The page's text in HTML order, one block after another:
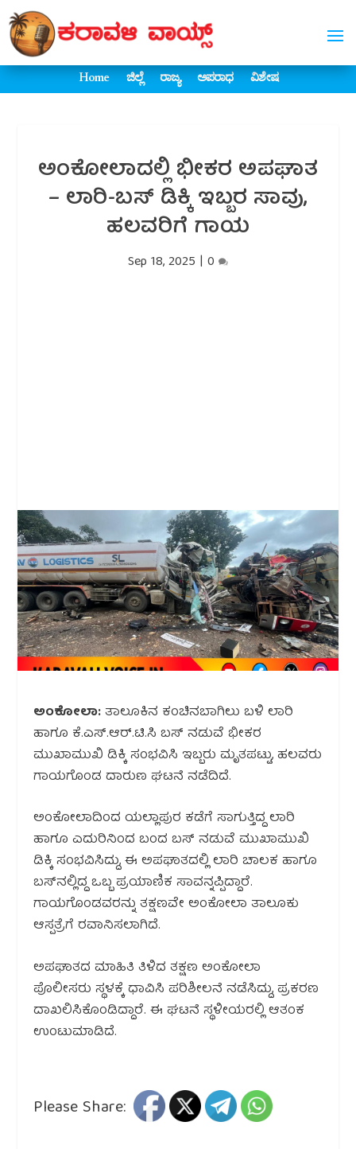
Home ಜಿಲ್ಲೆ ರಾಜ್ಯ ಅಪರಾಧ ವಿಶೇಷ
ಅಂಕೋಲಾದಲ್ಲಿ ಭೀಕರ ಅಪಘಾತ
– ಲಾರಿ-ಬಸ್ ಡಿಕ್ಕಿ ಇಬ್ಬರ ಸಾವು,
ಹಲವರಿಗೆ ಗಾಯ
Sep 18, 2025 | 0
ಅಂಕೋಲಾ:ತಾಲೂಕಿನ ಕಂಚಿನಬಾಗಿಲು ಬಳಿ ಲಾರಿ
ಹಾಗೂ ಕೆ.ಎಸ್.ಆರ್.ಟಿ.ಸಿ ಬಸ್ ನಡುವೆ ಭೀಕರ
ಮುಖಾಮುಖಿ ಡಿಕ್ಕಿ ಸಂಭವಿಸಿ ಇಬ್ಬರು ಮೃತಪಟ್ಟು, ಹಲವರು
ಗಾಯಗೊಂಡ ದಾರುಣ ಘಟನೆ ನಡೆದಿದೆ.
ಅಂಕೋಲಾದಿಂದ ಯಲ್ಲಾಪುರ ಕಡೆಗೆ ಸಾಗುತ್ತಿದ್ದ ಲಾರಿ
ಹಾಗೂ ಎದುರಿನಿಂದ ಬಂದ ಬಸ್‌ ನಡುವೆ ಮುಖಾಮುಖಿ
ಡಿಕ್ಕಿ ಸಂಭವಿಸಿದ್ದು, ಈ ಅಪಘಾತದಲ್ಲಿ ಲಾರಿ ಚಾಲಕ ಹಾಗೂ
ಬಸ್‌ನಲ್ಲಿದ್ದ ಒಬ್ಬ ಪ್ರಯಾಣಿಕ ಸಾವನ್ನಪ್ಪಿದ್ದಾರೆ.
ಗಾಯಗೊಂಡವರನ್ನು ತಕ್ಷಣವೇ ಅಂಕೋಲಾ ತಾಲೂಕು
ಆಸ್ಪತ್ರೆಗೆ ರವಾನಿಸಲಾಗಿದೆ.
ಅಪಘಾತದ ಮಾಹಿತಿ ತಿಳಿದ ತಕ್ಷಣ ಅಂಕೋಲಾ
ಪೊಲೀಸರು ಸ್ಥಳಕ್ಕೆ ಧಾವಿಸಿ ಪರಿಶೀಲನೆ ನಡೆಸಿದ್ದು, ಪ್ರಕರಣ
ದಾಖಲಿಸಿಕೊಂಡಿದ್ದಾರೆ. ಈ ಘಟನೆ ಸ್ಥಳೀಯರಲ್ಲಿ ಆತಂಕ
ಉಂಟುಮಾಡಿದೆ.
Please Share: